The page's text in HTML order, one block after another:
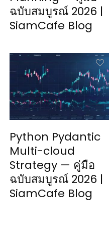
ฉบับสมบูรณ์ 2026 |
SiamCafe Blog
Python Pydantic
Multi-cloud
Strategy — คู่มือ
ฉบับสมบูรณ์ 2026 |
SiamCafe Blog